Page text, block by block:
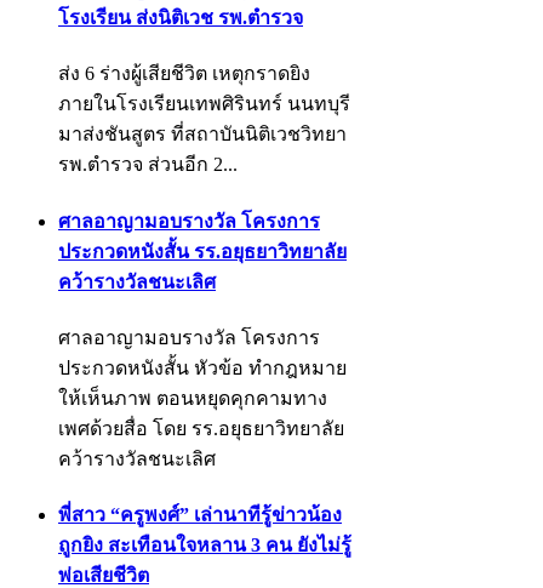
โรงเรียน ส่งนิติเวช รพ.ตำรวจ
ส่ง 6 ร่างผู้เสียชีวิต เหตุกราดยิง
ภายในโรงเรียนเทพศิรินทร์ นนทบุรี
มาส่งชันสูตร ที่สถาบันนิติเวชวิทยา
รพ.ตำรวจ ส่วนอีก 2...
ศาลอาญามอบรางวัล โครงการ
ประกวดหนังสั้น รร.อยุธยาวิทยาลัย
คว้ารางวัลชนะเลิศ
ศาลอาญามอบรางวัล โครงการ
ประกวดหนังสั้น หัวข้อ ทำกฎหมาย
ให้เห็นภาพ ตอนหยุดคุกคามทาง
เพศด้วยสื่อ โดย รร.อยุธยาวิทยาลัย
คว้ารางวัลชนะเลิศ
พี่สาว “ครูพงศ์” เล่านาทีรู้ข่าวน้อง
ถูกยิง สะเทือนใจหลาน 3 คน ยังไม่รู้
พ่อเสียชีวิต